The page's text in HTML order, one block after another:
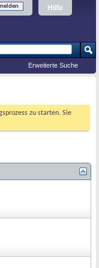
Hilfe
Erweiterte Suche
zu starten. Sie